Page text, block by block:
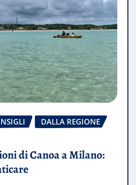
DALLA REGIONE
di Canoa a Milano: